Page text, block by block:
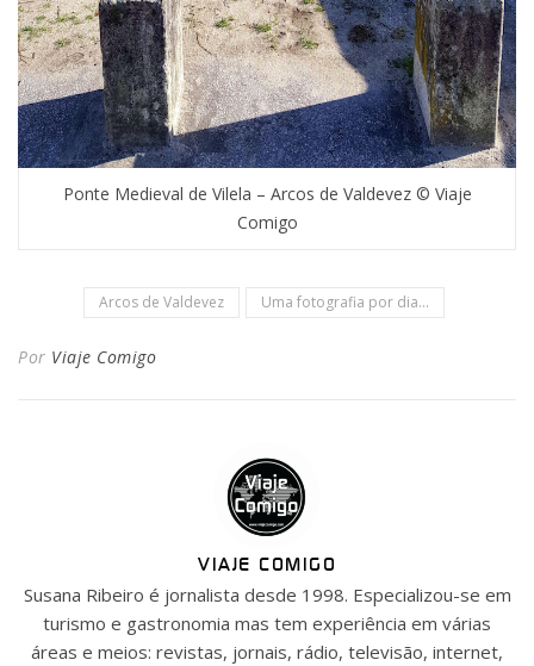
Ponte Medieval de Vilela – Arcos de Valdevez © Viaje
Comigo
Arcos de Valdevez Uma fotografia por dia...
Por Viaje Comigo
VIAJE COMIGO
Susana Ribeiro é jornalista desde 1998. Especializou-se em
turismo e gastronomia mas tem experiência em várias
áreas e meios: revistas, jornais, rádio, televisão, internet,